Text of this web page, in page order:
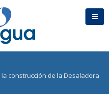
construcción de la Desaladora